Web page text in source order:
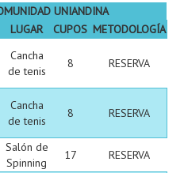
UNIANDINA
LUGAR CUPOS METODOLOGÍA
Cancha
de tenis
8 RESERVA
Cancha
de tenis
8 RESERVA
Salón de
Spinning
17
RESERVA